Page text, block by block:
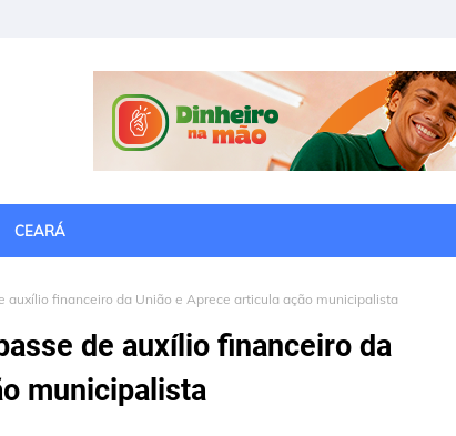
CEARÁ
auxílio financeiro da União e Aprece articula ação municipalista
de auxílio financeiro da
municipalista